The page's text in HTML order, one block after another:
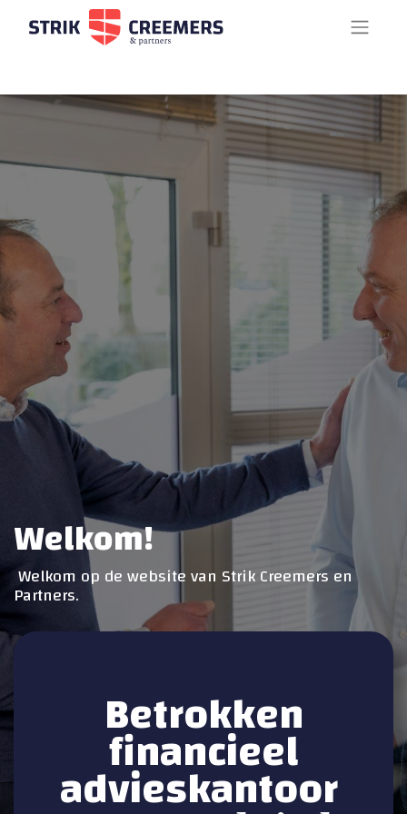
Welkom!
Welkom op de website van Strik Creemers en
Partners.
Betrokken
financieel
advieskantoor